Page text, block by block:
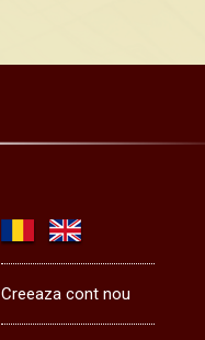
Creeaza cont nou